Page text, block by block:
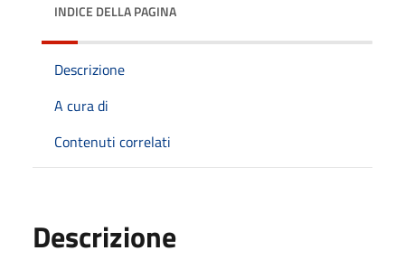
INDICE DELLA PAGINA
Descrizione
A cura di
Contenuti correlati
Descrizione